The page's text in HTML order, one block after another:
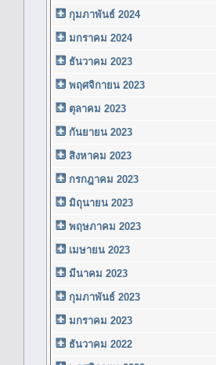
กุมภาพันธ์ 2024
มกราคม 2024
ธันวาคม 2023
พฤศจิกายน 2023
ตุลาคม 2023
กันยายน 2023
สิงหาคม 2023
กรกฎาคม 2023
มิถุนายน 2023
พฤษภาคม 2023
เมษายน 2023
มีนาคม 2023
กุมภาพันธ์ 2023
มกราคม 2023
ธันวาคม 2022